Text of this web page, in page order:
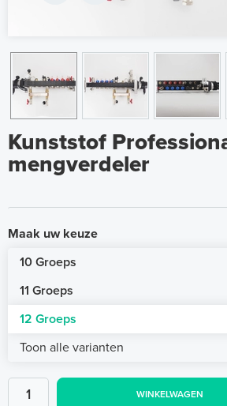
Kunststof
mengverdeler
Maak uw keuze
10 Groeps
11 Groeps
12 Groeps
Toon alle varianten
WINKELWAGEN